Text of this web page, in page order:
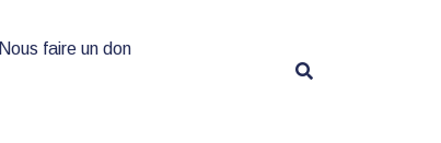
Nous faire un don